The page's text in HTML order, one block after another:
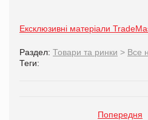
Ексклюзивні матеріали
Раздел: Товари та ринки > Все
Теги:
Попередня